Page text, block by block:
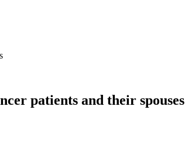
patients and their spouses